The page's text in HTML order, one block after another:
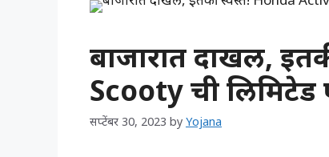
बाजारात दाखल,
Scooty ची लिमिटेड
सप्टेंबर 30, 2023 by Yojana